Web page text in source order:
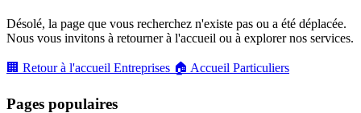
Désolé, la page que vous recherchez n'existe pas ou a été déplacée.
Nous vous invitons à retourner à l'accueil ou à explorer nos services.
🏢 Retour à l'accueil Entreprises 🏠 Accueil Particuliers
Pages populaires